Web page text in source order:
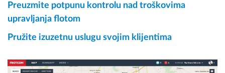
Preuzmite potpunu kontrolu nad troškovima
upravljanja flotom
Pružite izuzetnu uslugu svojim klijentima